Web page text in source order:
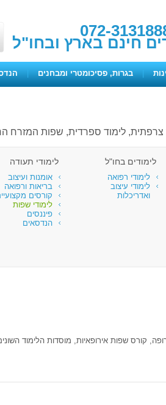
072-
חינם בארץ ובחו"ל
| בגרות, פסיכומטרי ומבחנים |
צרפתית, לימוד ספרדית, שפות המזרח
לימודים בחו"ל
לימודי רפואה
לימודי עיצוב
ואדריכלות
לימודי תעודה
אומנות ועיצוב
בריאות ורפואה
קורסים
לימודי שפות
פיננסים
הנדסאים
קורס שפות אירופאיות, מוסדות הלימוד